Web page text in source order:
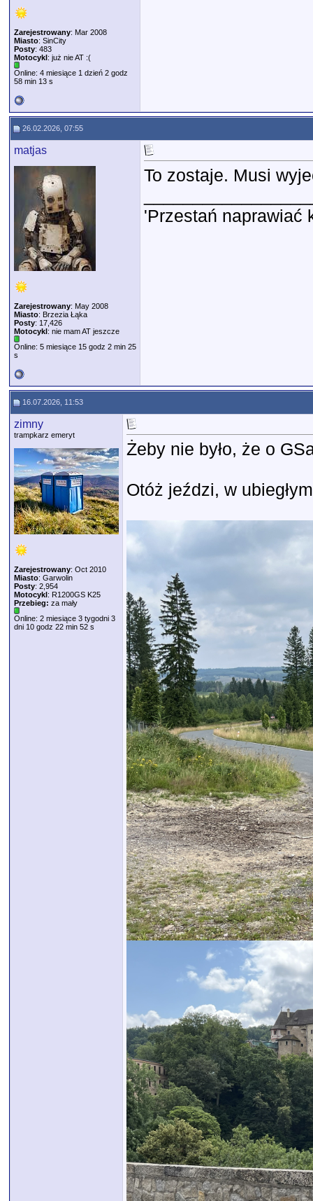
Zarejestrowany: Mar 2008
Miasto: SinCity
Posty: 483
Motocykl: już nie AT :(
Online: 4 miesiące 1 dzień 2 godz
58 min 13 s
26.02.2026, 07:55
matjas
Zarejestrowany: May 2008
Miasto: Brzezia Łąka
Posty: 17,426
Motocykl: nie mam AT jeszcze
Online: 5 miesiące 15 godz 2 min 25
s
To zostaje. Musi
'Przestań naprawiać
16.07.2026, 11:53
zimny
trampkarz emeryt
Zarejestrowany: Oct 2010
Miasto: Garwolin
Posty: 2,954
Motocykl: R1200GS K25
Przebieg: za mały
Online: 2 miesiące 3 tygodni 3
dni 10 godz 22 min 52 s
Żeby nie było, że o
Otóż jeździ, w